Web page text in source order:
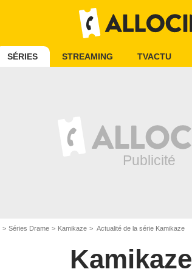
SÉRIES STREAMING TVACTU
Séries Drame Kamikaze Actualité de la série Kamikaze
Kamikaze